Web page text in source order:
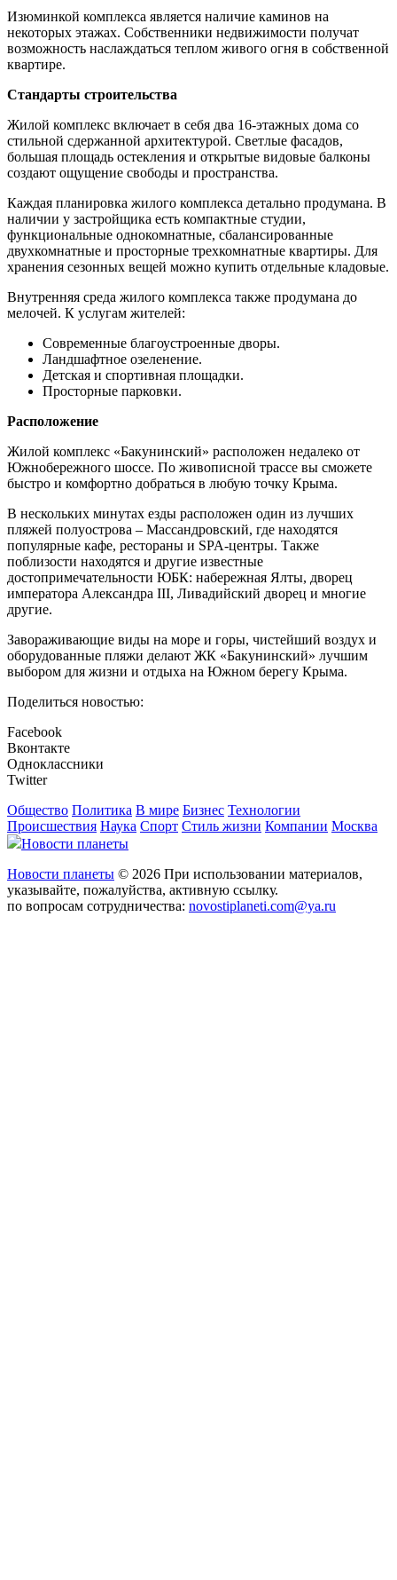
Изюминкой комплекса является наличие каминов на
некоторых этажах. Собственники недвижимости получат
возможность наслаждаться теплом живого огня в собственной
квартире.
Стандарты строительства
Жилой комплекс включает в себя два 16-этажных дома со
стильной сдержанной архитектурой. Светлые фасадов,
большая площадь остекления и открытые видовые балконы
создают ощущение свободы и пространства.
Каждая планировка жилого комплекса детально продумана. В
наличии у застройщика есть компактные студии,
функциональные однокомнатные, сбалансированные
двухкомнатные и просторные трехкомнатные квартиры. Для
хранения сезонных вещей можно купить отдельные кладовые.
Внутренняя среда жилого комплекса также продумана до
мелочей. К услугам жителей:
Современные благоустроенные дворы.
Ландшафтное озеленение.
Детская и спортивная площадки.
Просторные парковки.
Расположение
Жилой комплекс «Бакунинский» расположен недалеко от
Южнобережного шоссе. По живописной трассе вы сможете
быстро и комфортно добраться в любую точку Крыма.
В нескольких минутах езды расположен один из лучших
пляжей полуострова – Массандровский, где находятся
популярные кафе, рестораны и SPA-центры. Также
поблизости находятся и другие известные
достопримечательности ЮБК: набережная Ялты, дворец
императора Александра III, Ливадийский дворец и многие
другие.
Завораживающие виды на море и горы, чистейший воздух и
оборудованные пляжи делают ЖК «Бакунинский» лучшим
выбором для жизни и отдыха на Южном берегу Крыма.
Поделиться новостью:
Facebook
Вконтакте
Одноклассники
Twitter
Общество Политика В мире Бизнес Технологии
Происшествия Наука Спорт Стиль жизни Компании Москва
Новости планеты
Новости планеты © 2026 При использовании материалов,
указывайте, пожалуйства, активную ссылку.
по вопросам сотрудничества: novostiplaneti.com@ya.ru